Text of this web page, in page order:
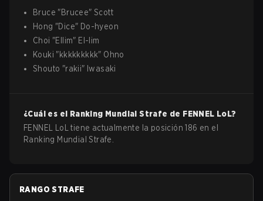
Bruce "Brucee"Scott
Hong "Dice" Do-hyeon
Choi "Ellim" El-lim
Kouki "kkkkkkkkk" Ohno
Shouto "rakii" Iwasaki
¿Cuál es el Ranking Mundial Strafe de FENNEL LoL?
FENNEL LoL tiene actualmente la posición 186 en el
Ranking Mundial Strafe.
RANGO STRAFE